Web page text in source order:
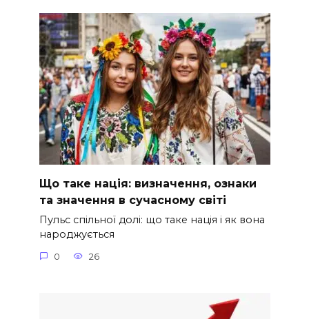
Що таке нація: визначення, ознаки
та значення в сучасному світі
Пульс спільної долі: що таке нація і як вона
народжується
0 26